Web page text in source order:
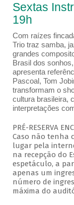
Sextas
19h
Com raízes
Trio traz samba,
grandes
Brasil dos
apresenta
Pascoal, Tom
transformam o
cultura brasileira,
interpretações
PRÉ-RESERVA
Caso não tenha
lugar pela
na recepção do
espetáculo, a
apenas um
número de
máxima do